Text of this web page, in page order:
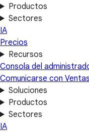
Productos
Sectores
IA
Precios
Recursos
Consola del
Comunicarse con Ventas
Soluciones
Productos
Sectores
IA